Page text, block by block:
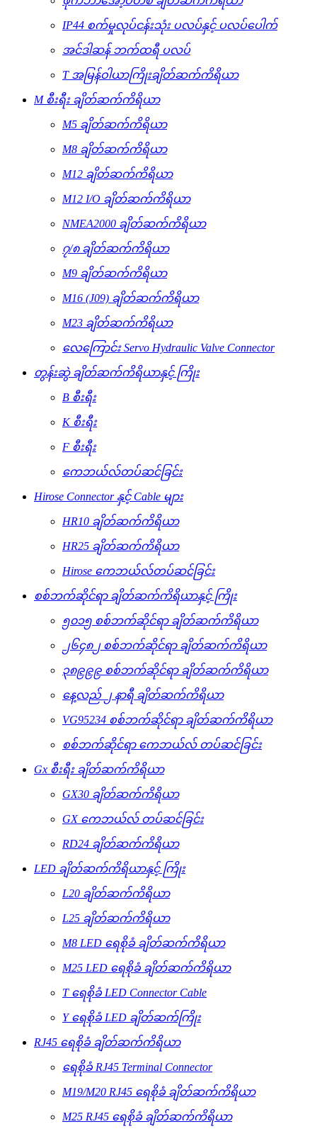
IP44 စက်မှုလုပ်ငန်းသုံး ပလပ်နှင့် ပလပ်ပေါက်
အင်ဒါဆန် ဘက်ထရီ ပလပ်
T အမြန်ဝါယာကြိုးချိတ်ဆက်ကိရိယာ
M စီးရီး ချိတ်ဆက်ကိရိယာ
M5 ချိတ်ဆက်ကိရိယာ
M8 ချိတ်ဆက်ကိရိယာ
M12 ချိတ်ဆက်ကိရိယာ
M12 I/O ချိတ်ဆက်ကိရိယာ
NMEA2000 ချိတ်ဆက်ကိရိယာ
၇/၈ ချိတ်ဆက်ကိရိယာ
M9 ချိတ်ဆက်ကိရိယာ
M16 (J09) ချိတ်ဆက်ကိရိယာ
M23 ချိတ်ဆက်ကိရိယာ
လေကြောင်း Servo Hydraulic Valve Connector
တွန်းဆွဲ ချိတ်ဆက်ကိရိယာနှင့် ကြိုး
B စီးရီး
K စီးရီး
F စီးရီး
ကေဘယ်လ်တပ်ဆင်ခြင်း
Hirose Connector နှင့် Cable များ
HR10 ချိတ်ဆက်ကိရိယာ
HR25 ချိတ်ဆက်ကိရိယာ
Hirose ကေဘယ်လ်တပ်ဆင်ခြင်း
စစ်ဘက်ဆိုင်ရာ ချိတ်ဆက်ကိရိယာနှင့် ကြိုး
၅၀၁၅ စစ်ဘက်ဆိုင်ရာ ချိတ်ဆက်ကိရိယာ
၂၆၄၈၂ စစ်ဘက်ဆိုင်ရာ ချိတ်ဆက်ကိရိယာ
၃၈၉၉၉ စစ်ဘက်ဆိုင်ရာ ချိတ်ဆက်ကိရိယာ
နေ့လည် ၂ နာရီ ချိတ်ဆက်ကိရိယာ
VG95234 စစ်ဘက်ဆိုင်ရာ ချိတ်ဆက်ကိရိယာ
စစ်ဘက်ဆိုင်ရာ ကေဘယ်လ် တပ်ဆင်ခြင်း
Gx စီးရီး ချိတ်ဆက်ကိရိယာ
GX30 ချိတ်ဆက်ကိရိယာ
GX ကေဘယ်လ် တပ်ဆင်ခြင်း
RD24 ချိတ်ဆက်ကိရိယာ
LED ချိတ်ဆက်ကိရိယာနှင့် ကြိုး
L20 ချိတ်ဆက်ကိရိယာ
L25 ချိတ်ဆက်ကိရိယာ
M8 LED ရေစိုခံ ချိတ်ဆက်ကိရိယာ
M25 LED ရေစိုခံ ချိတ်ဆက်ကိရိယာ
T ရေစိုခံ LED Connector Cable
Y ရေစိုခံ LED ချိတ်ဆက်ကြိုး
RJ45 ရေစိုခံ ချိတ်ဆက်ကိရိယာ
ရေစိုခံ RJ45 Terminal Connector
M19/M20 RJ45 ရေစိုခံ ချိတ်ဆက်ကိရိယာ
M25 RJ45 ရေစိုခံ ချိတ်ဆက်ကိရိယာ